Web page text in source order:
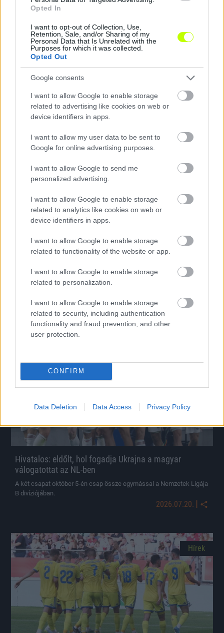
Opted In
I want to opt-out of Collection, Use,
Retention, Sale, and/or Sharing of my
Personal Data that Is Unrelated with the
Purposes for which it was collected.
Opted Out
Google consents
I want to allow Google to enable storage
related to advertising like cookies on web or
device identifiers in apps.
I want to allow my user data to be sent to
Google for online advertising purposes.
I want to allow Google to send me
personalized advertising.
I want to allow Google to enable storage
related to analytics like cookies on web or
device identifiers in apps.
I want to allow Google to enable storage
related to functionality of the website or app.
I want to allow Google to enable storage
related to personalization.
I want to allow Google to enable storage
related to security, including authentication
functionality and fraud prevention, and other
user protection.
CONFIRM
Data Deletion Data Access Privacy Policy
A magyar válogatott sem venne részt a
világbajnokságon
Az UEFA-tagországok közösen utasítanák el a FIFA tervezett
változtatását.
Rossi: a vb-kudarc fáj, de nem keres kifogásokat
A magyar labdarúgó-válogatott szövetségi kapitánya új célokról is
2026.07.23.
Hivatalos: eldőlt, hol fogadja Ukrajna a magyar
válogatottat az NL-ben
A két csapat október 5-én csap össze egymással a Nemzetek Ligája
B divíziójában.
2026.07.20. |
Hírek